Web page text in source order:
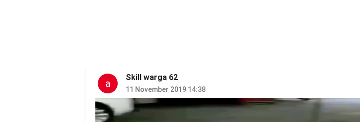
a
Skill warga 62
11 November 2019 14:38